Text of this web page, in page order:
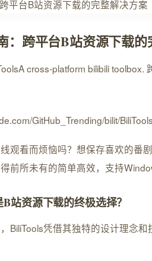
：跨平台B站资源下载
A cross-platform bilibili
GitHub_Trending/bilit/
观看而烦恼吗？想保存喜欢的番
前所未有的简单高效，支持
站资源下载的终极选择？
BiliTools凭借其独特的设计理念